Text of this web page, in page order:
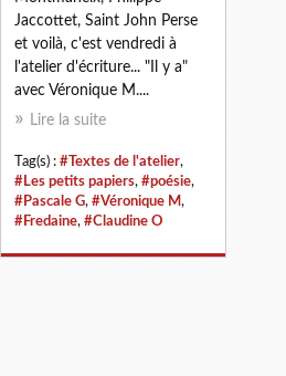
Jaccottet, Saint John Perse
et voilà, c'est vendredi à
l'atelier d'écriture... "Il y a"
avec Véronique M....
Lire la suite
Tag(s) : #Textes de l'atelier,
#Les petits papiers, #poésie,
#Pascale G, #Véronique M,
#Fredaine, #Claudine O